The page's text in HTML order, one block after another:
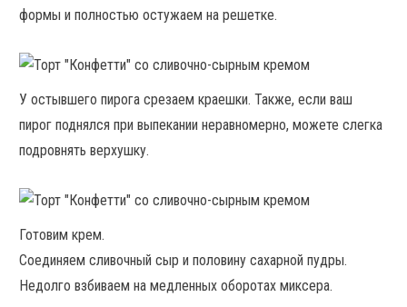
формы и полностью остужаем на решетке.
У остывшего пирога срезаем краешки. Также, если ваш
пирог поднялся при выпекании неравномерно, можете слегка
подровнять верхушку.
Готовим крем.
Соединяем сливочный сыр и половину сахарной пудры.
Недолго взбиваем на медленных оборотах миксера.